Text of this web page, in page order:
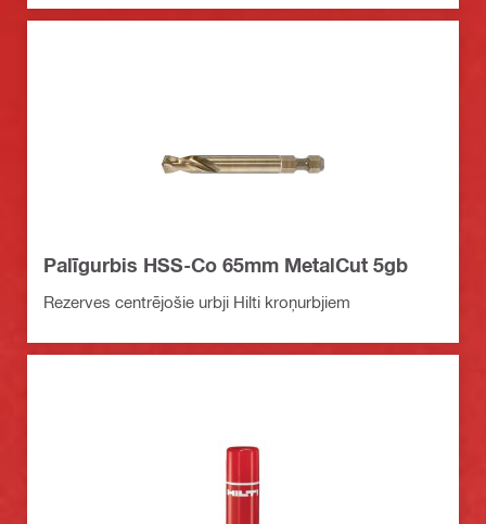
Palīgurbis HSS-Co 65mm MetalCut 5gb
Rezerves centrējošie urbji Hilti kroņurbjiem